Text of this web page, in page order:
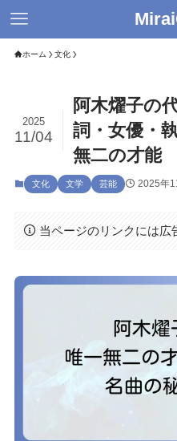
ホーム 文化
阿木燿子の
詞・女優・
無二の才能
2025
11/04
文化 文学 芸能 2025年
当ページのリンクには広